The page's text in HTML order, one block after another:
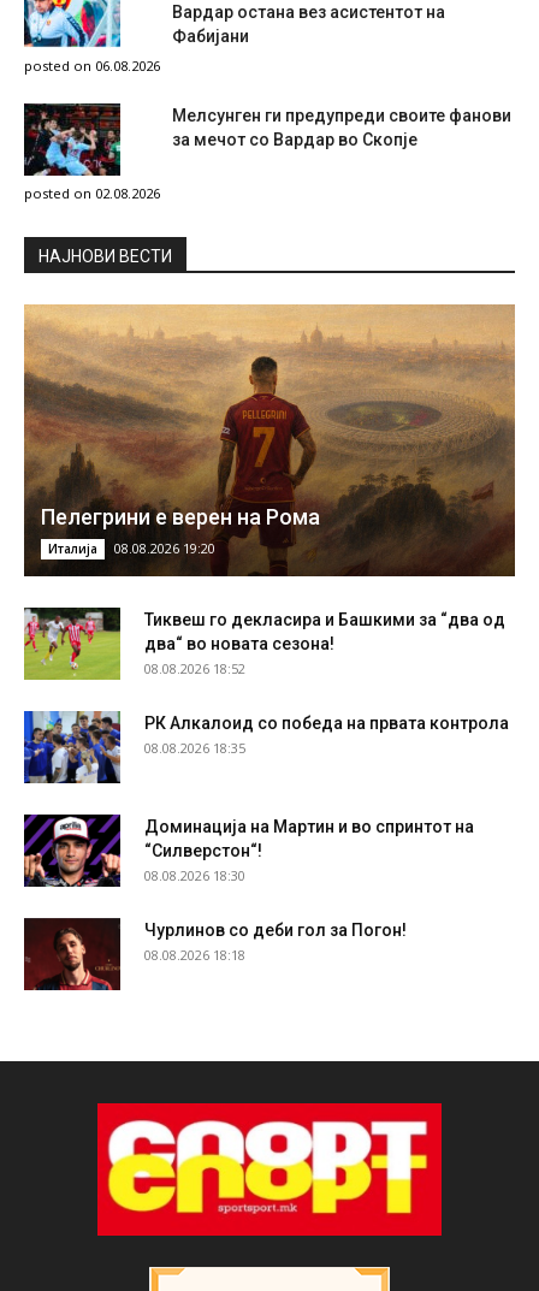
Вардар остана вез асистентот на
Фабијани
posted on 06.08.2026
Мелсунген ги предупреди своите фанови
за мечот со Вардар во Скопје
posted on 02.08.2026
НAЈНОВИ ВЕСТИ
Пелегрини е верен на Рома
Италија 08.08.2026 19:20
Тиквеш го декласира и Башкими за “два од
два“ во новата сезона!
08.08.2026 18:52
РК Алкалоид со победа на првата контрола
08.08.2026 18:35
Доминација на Мартин и во спринтот на
“Силверстон“!
08.08.2026 18:30
Чурлинов со деби гол за Погон!
08.08.2026 18:18